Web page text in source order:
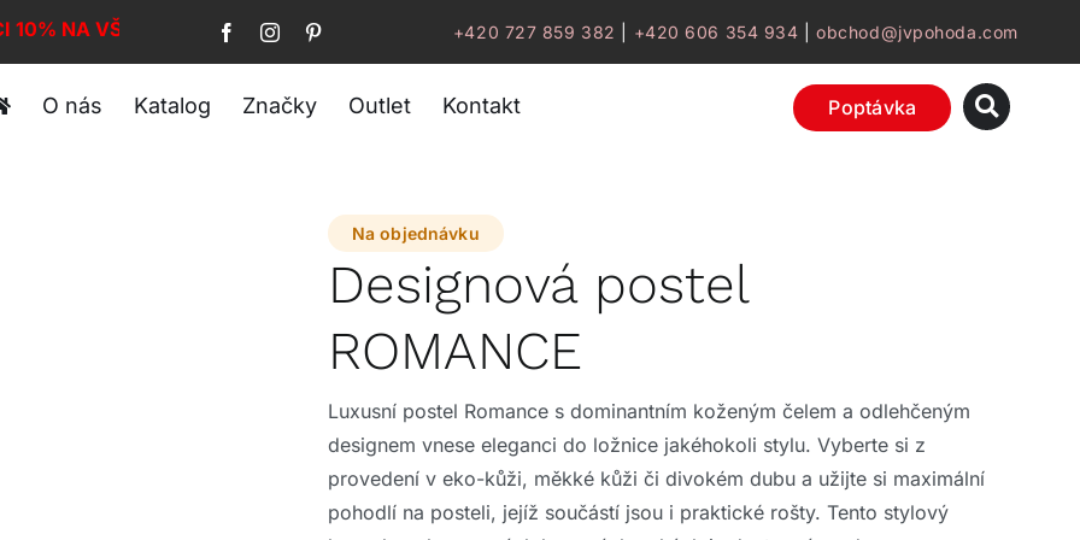
10% NA VŠE! +420 727 859 382 +420 606 354 934 |obchod@jvpohoda.com
O nás Katalog Značky Outlet Kontakt Poptávka
Na objednávku
Designová postel
ROMANCE
Luxusní postel Romance s dominantním koženým čelem a odlehčeným
designem vnese eleganci do ložnice jakéhokoli stylu. Vyberte si z
provedení v eko-kůži, měkké kůži či divokém dubu a užijte si maximální
pohodlí na posteli, jejíž součástí jsou i praktické rošty. Tento stylový